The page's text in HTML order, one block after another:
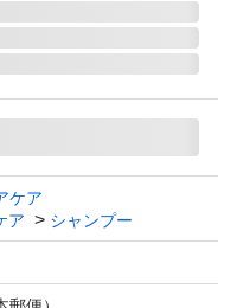
ケア
ア
シャンプー